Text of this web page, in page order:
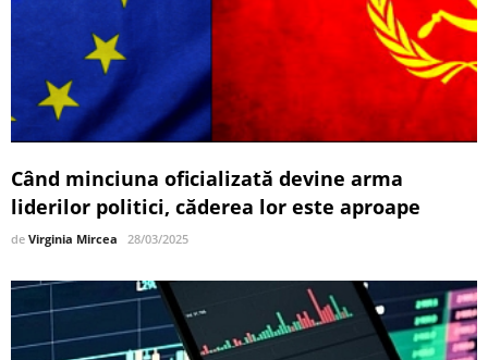
Când minciuna oficializată devine arma
liderilor politici, căderea lor este aproape
de Virginia Mircea 28/03/2025